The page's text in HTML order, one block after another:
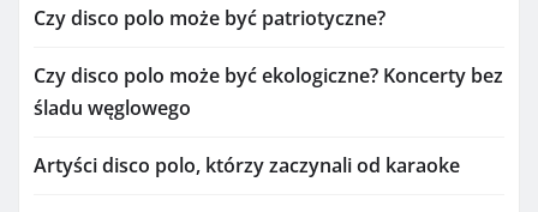
Czy disco polo może być patriotyczne?
Czy disco polo może być ekologiczne? Koncerty bez
śladu węglowego
Artyści disco polo, którzy zaczynali od karaoke